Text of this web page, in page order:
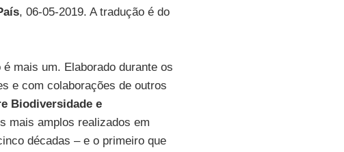
, 06-05-2019. A tradução é do
mais um. Elaborado durante os
e com colaborações de outros
Biodiversidade e
mais amplos realizados em
décadas – e o primeiro que